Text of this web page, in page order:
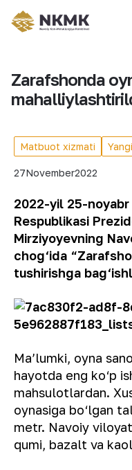
Zarafshonda
Matbuot xizmati
27November2022
2022-yil 25-noyabr
Respublikasi
Mirziyoyevning
chog‘ida
tushirishga
Ma’lumki, oyna
hayotda eng ko‘p
mahsulotlardan.
oynasiga bo‘lgan
metr. Navoiy
qumi, bazalt va